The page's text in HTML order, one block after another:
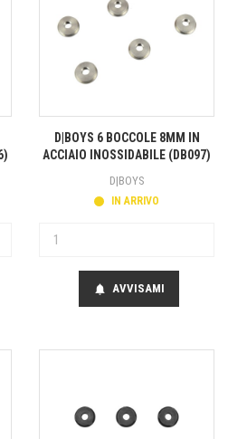
D|BOYS 6 BOCCOLE 8MM IN
ACCIAIO INOSSIDABILE (DB097)
D|BOYS
IN ARRIVO
notifications AVVISAMI